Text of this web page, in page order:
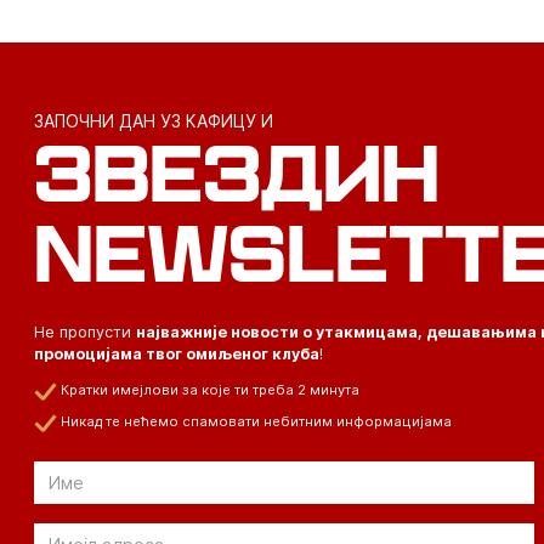
ЗАПОЧНИ ДАН УЗ КАФИЦУ И
ЗВЕЗДИН
Не пропусти најважније новости о утакмицама, дешавањима
промоцијама твог омиљеног клуба!
Кратки имејлови за које ти треба 2 минута
Никад те нећемо спамовати небитним информацијама
Email
Email